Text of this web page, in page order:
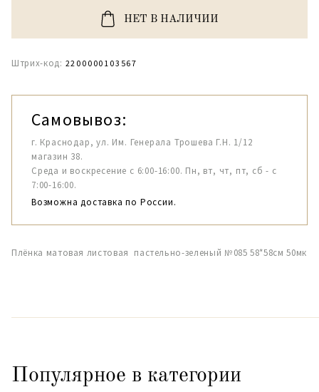
НЕТ В НАЛИЧИИ
Штрих-код: 2200000103567
Самовывоз:
г. Краснодар, ул. Им. Генерала Трошева Г.Н. 1/12
магазин 38.
Среда и воскресение с 6:00-16:00. Пн, вт, чт, пт, сб - с
7:00-16:00.
Возможна доставка по России.
Плёнка матовая листовая пастельно-зеленый №085 58*58см 50мк
Популярное в категории